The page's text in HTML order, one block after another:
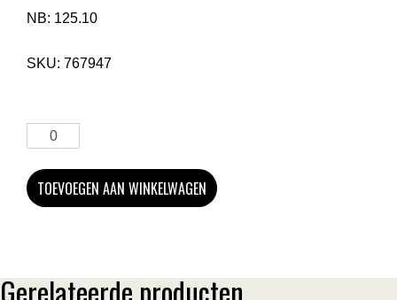
NB: 125.10
SKU: 767947
TOEVOEGEN AAN WINKELWAGEN
Gerelateerde producten